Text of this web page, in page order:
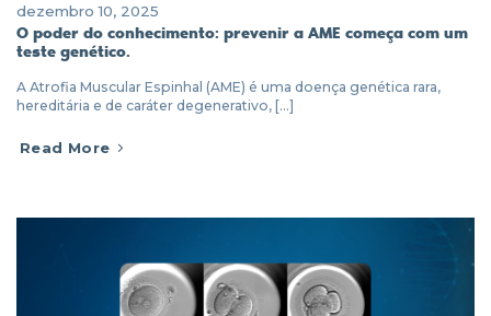
dezembro 10, 2025
O poder do conhecimento: prevenir a AME começa com um
teste genético.
A Atrofia Muscular Espinhal (AME) é uma doença genética rara,
hereditária e de caráter degenerativo, [...]
Read More